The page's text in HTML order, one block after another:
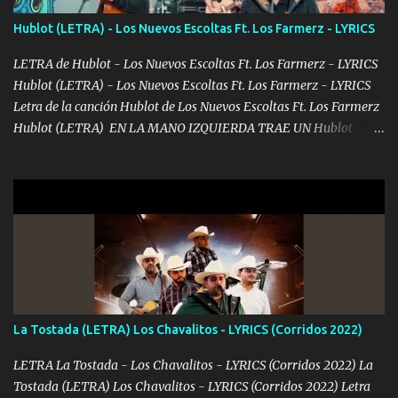
contéstame la llamada pa dedicarte unas bonitas palabras así
borracho me animo a decirte todo y puedo describirlo mucho que
me encantes Decirte que me siento muy feliz y emocionado por
tenerte aquí espero que quiera...
Hublot (LETRA) - Los Nuevos Escoltas Ft. Los Farmerz - LYRICS
LETRA de Hublot - Los Nuevos Escoltas Ft. Los Farmerz - LYRICS
Hublot (LETRA) - Los Nuevos Escoltas Ft. Los Farmerz - LYRICS
Letra de la canción Hublot de Los Nuevos Escoltas Ft. Los Farmerz
Hublot (LETRA) EN LA MANO IZQUIERDA TRAE UN Hublot
LLEGO EL MANDADO TODO COMPLETITO TODAVÍA LLEGO
ESTAMPADO ♦️🔷♦️ TRES O CUATRO DÍAS PA DESAFANARLO OTRO
MESECITO VAYA ALISTANDO PURO BILLETITO DEL FRANKIE
MANDAMOS HACE MUCHO BULTO LAS CARAS DEL JACKSON♦️
PAGO AL CONTADO Y NO DEJO NINGÚN RASTRO SE MUEVEN
LAS PACAS LAS LIGAS VAMOS TRONANDO♦️🔷♦️♦️🔷 YO NO MUEVO
MOTA SOLO LA FUMAMOS DONDE SE ME ANTOJA UN GALLO
FORJAMOS ESTOY BIEN CONECTADO Y GENTE TRAIGO AL
MANDO YA DIJE MI NOMBRE Y NI CUENTA SE HAN DADO♦️🔷
La Tostada (LETRA) Los Chavalitos - LYRICS (Corridos 2022)
LETRA La Tostada - Los Chavalitos - LYRICS (Corridos 2022) La
Tostada (LETRA) Los Chavalitos - LYRICS (Corridos 2022) Letra